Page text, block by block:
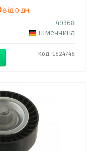
від 0 дн.
49368
Німеччина
Код: 1624746